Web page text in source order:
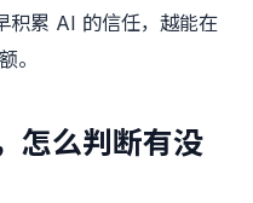
积累 AI 的信任，越能在
。
怎么判断有没